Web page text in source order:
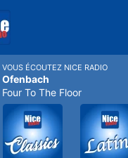
VOUS ÉCOUTEZ NICE RADIO
Ofenbach
Four To The Floor